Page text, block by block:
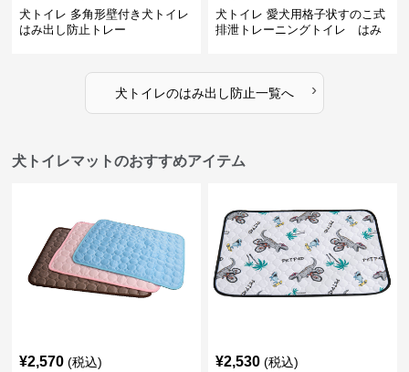
犬トイレ 多角形壁付き犬トイレ
はみ出し防止トレー
犬トイレ 愛犬用格子状すのこ式
排泄トレーニングトイレ はみ
犬トイレのはみ出し防止一覧へ ›
犬トイレマットのおすすめアイテム
¥2,570 (税込) ¥2,530 (税込)